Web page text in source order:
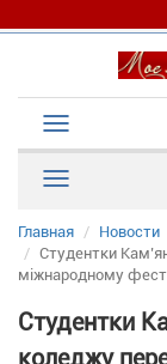
Главная Новости
Студентки
міжнародному
Студентки